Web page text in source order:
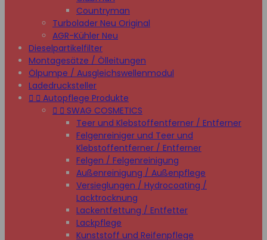
Countryman
Turbolader Neu Original
AGR-Kühler Neu
Dieselpartikelfilter
Montagesätze / Ölleitungen
Ölpumpe / Ausgleichswellenmodul
Ladedrucksteller
  Autopflege Produkte
  SWAG COSMETICS
Teer und Klebstoffentferner / Entferner
Felgenreiniger und Teer und
Klebstoffentferner / Entferner
Felgen / Felgenreinigung
Außenreinigung / Außenpflege
Versieglungen / Hydrocoating /
Lacktrocknung
Lackentfettung / Entfetter
Lackpflege
Kunststoff und Reifenpflege